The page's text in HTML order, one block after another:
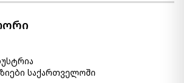
თეფში HELIOS
რაოდენობა:
- +
საქართველოში